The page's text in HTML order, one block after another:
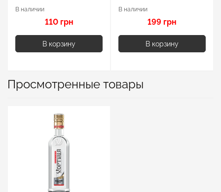
В наличии
110 грн
В корзину
В наличии
199 грн
В корзину
Просмотренные товары